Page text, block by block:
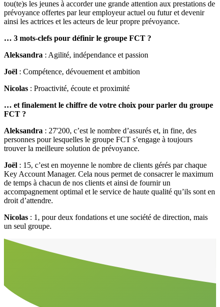
tou(te)s les jeunes à accorder une grande attention aux prestations de
prévoyance offertes par leur employeur actuel ou futur et devenir
ainsi les actrices et les acteurs de leur propre prévoyance.
… 3 mots-clefs pour définir le groupe FCT ?
Aleksandra : Agilité, indépendance et passion
Joël : Compétence, dévouement et ambition
Nicolas : Proactivité, écoute et proximité
… et finalement le chiffre de votre choix pour parler du groupe
FCT ?
Aleksandra : 27'200, c’est le nombre d’assurés et, in fine, des
personnes pour lesquelles le groupe FCT s’engage à toujours
trouver la meilleure solution de prévoyance.
Joël : 15, c’est en moyenne le nombre de clients gérés par chaque
Key Account Manager. Cela nous permet de consacrer le maximum
de temps à chacun de nos clients et ainsi de fournir un
accompagnement optimal et le service de haute qualité qu’ils sont en
droit d’attendre.
Nicolas : 1, pour deux fondations et une société de direction, mais
un seul groupe.
Aller en haut de la page
Bas de page